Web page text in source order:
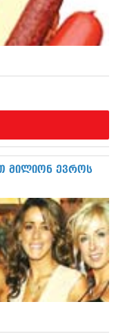
მილიონ ევროს